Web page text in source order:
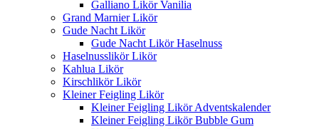
Galliano Likör Vanilia
Grand Marnier Likör
Gude Nacht Likör
Gude Nacht Likör Haselnuss
Haselnusslikör Likör
Kahlua Likör
Kirschlikör Likör
Kleiner Feigling Likör
Kleiner Feigling Likör Adventskalender
Kleiner Feigling Likör Bubble Gum